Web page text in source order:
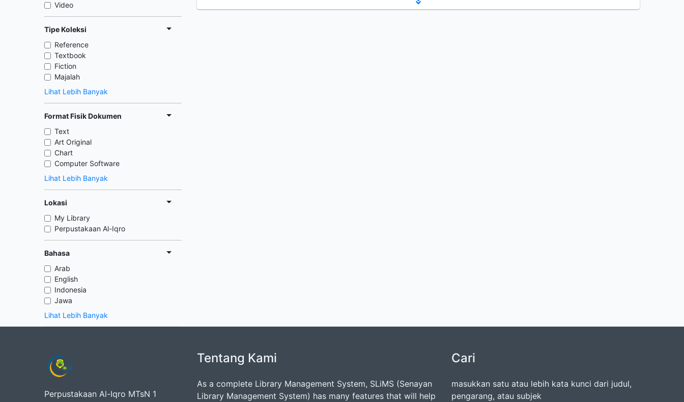
Video
Tipe Koleksi
Reference
Textbook
Fiction
Majalah
Lihat Lebih Banyak
Format Fisik Dokumen
Text
Art Original
Chart
Computer Software
Lihat Lebih Banyak
Lokasi
My Library
Perpustakaan Al-Iqro
Bahasa
Arab
English
Indonesia
Jawa
Lihat Lebih Banyak
Perpustakaan Al-Iqro MTsN 1
Tentang Kami
As a complete Library Management System, SLiMS (Senayan
Library Management System) has many features that will help
Cari
masukkan satu atau lebih kata kunci dari judul,
pengarang, atau subjek